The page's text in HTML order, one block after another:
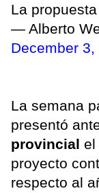
La
— Alberto
December 3,
La semana
presentó
provincial el
proyecto
respecto al